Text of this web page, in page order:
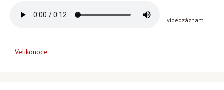
videozáznam
Velikonoce